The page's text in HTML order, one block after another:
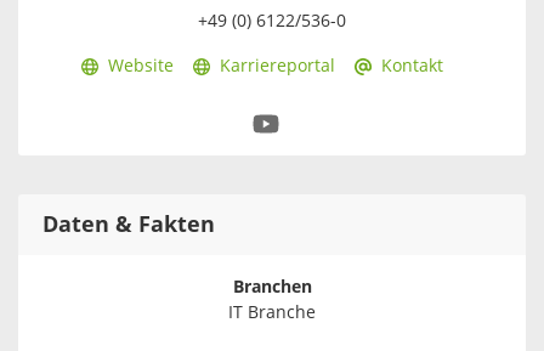
+49 (0) 6122/536-0
Website Karriereportal Kontakt
Daten & Fakten
Branchen
IT Branche